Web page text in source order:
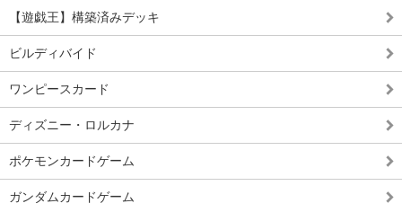
【遊戯王】構築済みデッキ
ビルディバイド
ワンピースカード
ディズニー・ロルカナ
ポケモンカードゲーム
ガンダムカードゲーム